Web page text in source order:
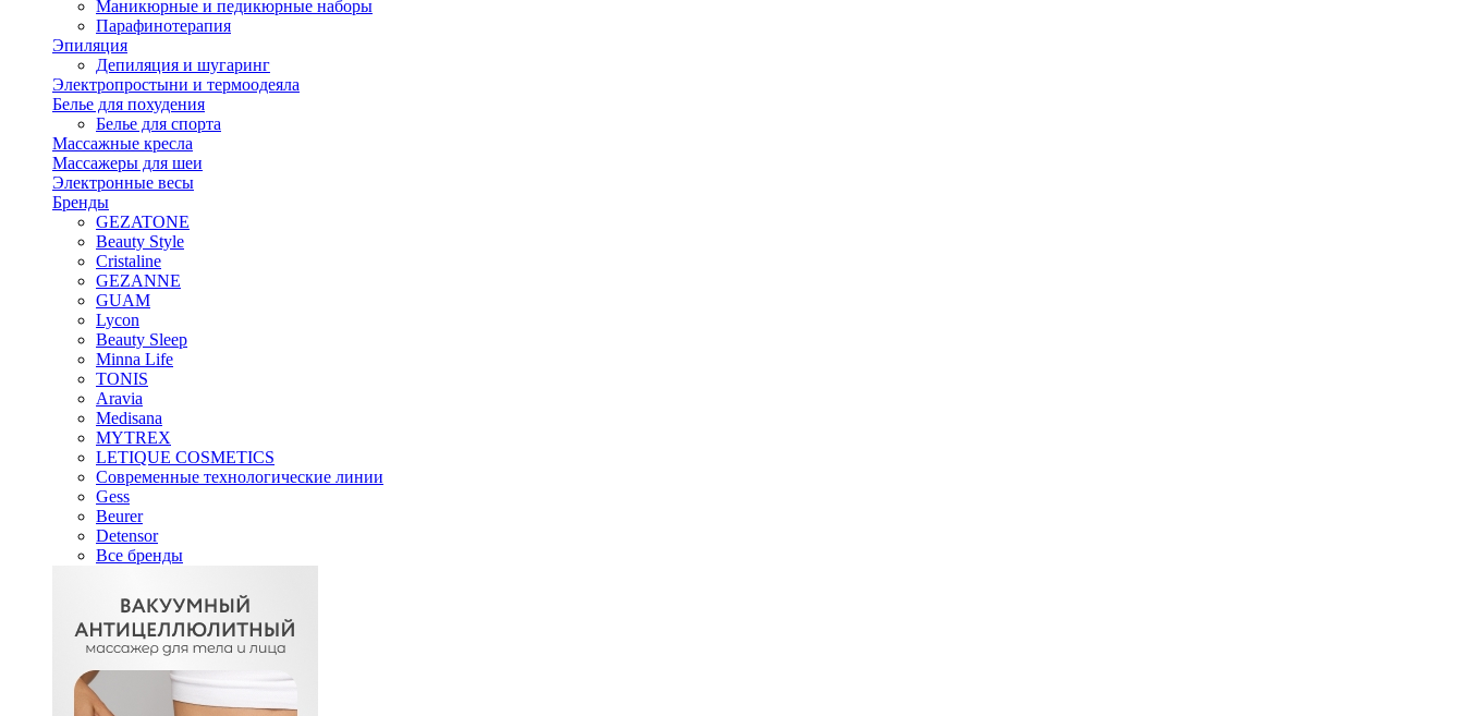
Маникюрные и педикюрные наборы
Парафинотерапия
Эпиляция
Депиляция и шугаринг
Электропростыни и термоодеяла
Белье для похудения
Белье для спорта
Массажные кресла
Массажеры для шеи
Электронные весы
Бренды
GEZATONE
Beauty Style
Cristaline
GEZANNE
GUAM
Lycon
Beauty Sleep
Minna Life
TONIS
Aravia
Medisana
MYTREX
LETIQUE COSMETICS
Современные технологические линии
Gess
Beurer
Detensor
Все бренды